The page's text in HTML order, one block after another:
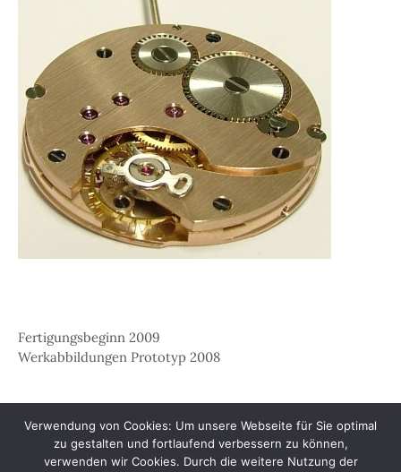
Fertigungsbeginn 2009
Werkabbildungen Prototyp 2008
Verwendung von Cookies: Um unsere Webseite für Sie optimal
zu gestalten und fortlaufend verbessern zu können,
verwenden wir Cookies. Durch die weitere Nutzung der